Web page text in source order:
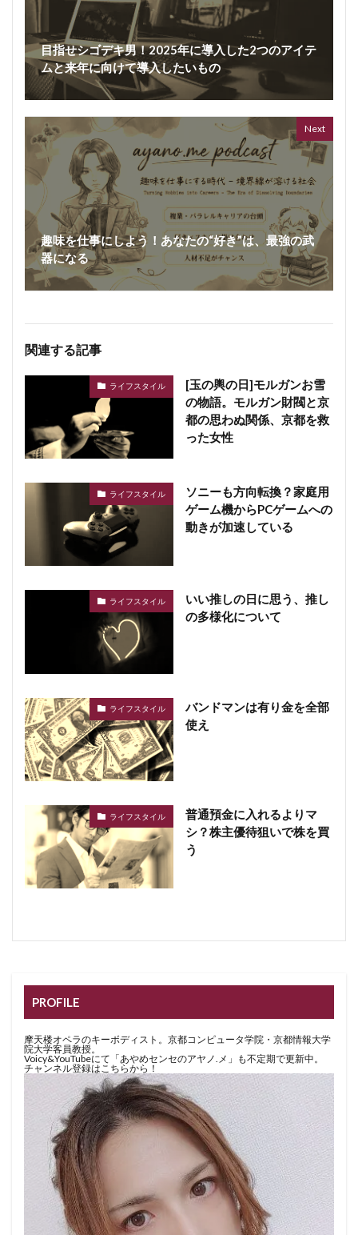
目指せシゴデキ男！2025年に導入した2つのアイテ
ムと来年に向けて導入したいもの
Next
趣味を仕事にしよう！あなたの“好き”は、最強の武
器になる
関連する記事
ライフスタイル
[玉の輿の日]モルガンお雪
の物語。モルガン財閥と京
都の思わぬ関係、京都を救
った女性
ライフスタイル
ソニーも方向転換？家庭用
ゲーム機からPCゲームへの
動きが加速している
ライフスタイル
いい推しの日に思う、推し
の多様化について
ライフスタイル
バンドマンは有り金を全部
使え
ライフスタイル
普通預金に入れるよりマ
シ？株主優待狙いで株を買
う
PROFILE
摩天楼オペラのキーボディスト。京都コンピュータ学院・京都情報大学
院大学客員教授。
Voicy&YouTubeにて「あやめセンセのアヤノ.メ」も不定期で更新中。
チャンネル登録はこちらから！